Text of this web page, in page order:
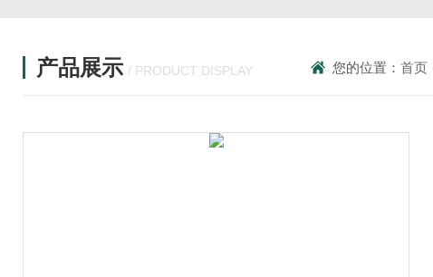
产品展示 / PRODUCT DISPLAY 您的位置：首页